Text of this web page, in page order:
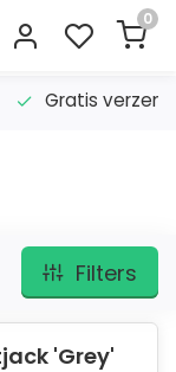
0
Gratis
Filters
'Grey'